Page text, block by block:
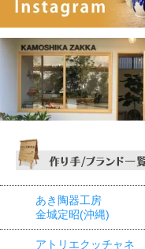
あき陶器工房
金城定昭(沖縄)
アトリエクッチャネ